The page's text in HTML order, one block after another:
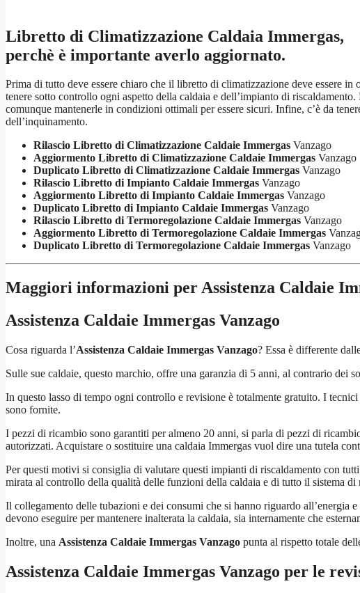
Libretto di Climatizzazione Caldaia Immergas,
perchè è importante averlo aggiornato.
Prima di tutto deve essere chiaro che il libretto di climatizzazione deve essere
tenere sotto controllo ogni aspetto della caldaia e dell’impianto di
comunque mantenerle in condizioni ottimali per essere sicuri. Infine, c’è da
dell’inquinamento.
Rilascio Libretto di Climatizzazione Caldaie Immergas Vanzago
Aggiormento Libretto di Climatizzazione Caldaie Immergas Vanzago
Duplicato Libretto di Climatizzazione Caldaie Immergas Vanzago
Rilascio Libretto di Impianto Caldaie Immergas Vanzago
Aggiormento Libretto di Impianto Caldaie Immergas Vanzago
Duplicato Libretto di Impianto Caldaie Immergas Vanzago
Rilascio Libretto di Termoregolazione Caldaie Immergas Vanzago
Aggiormento Libretto di Termoregolazione Caldaie Immergas
Duplicato Libretto di Termoregolazione Caldaie Immergas Vanzago
Maggiori informazioni per Assistenza Caldaie
Assistenza Caldaie Immergas Vanzago
Cosa riguarda l’Assistenza Caldaie Immergas Vanzago? Essa è differente
Sulle sue caldaie, questo marchio, offre una garanzia di 5 anni, al contrario dei
In questo lasso di tempo ogni controllo e revisione è totalmente gratuito. I
sono fornite.
I pezzi di ricambio sono garantiti per almeno 20 anni, si parla di pezzi di
autorizzati. Acquistare o sostituire una caldaia Immergas vuol dire una tutela
Per questi motivi si consiglia di valutare questi impianti di riscaldamento con
mirata al controllo della qualità delle funzioni della caldaia e di tutto il sistema di
Il collegamento delle tubazioni e dei consumi che si hanno riguardo
devono eseguire per mantenere inalterata la caldaia, sia internamente che
Inoltre, una Assistenza Caldaie Immergas Vanzago punta al rispetto totale
Assistenza Caldaie Immergas Vanzago per le